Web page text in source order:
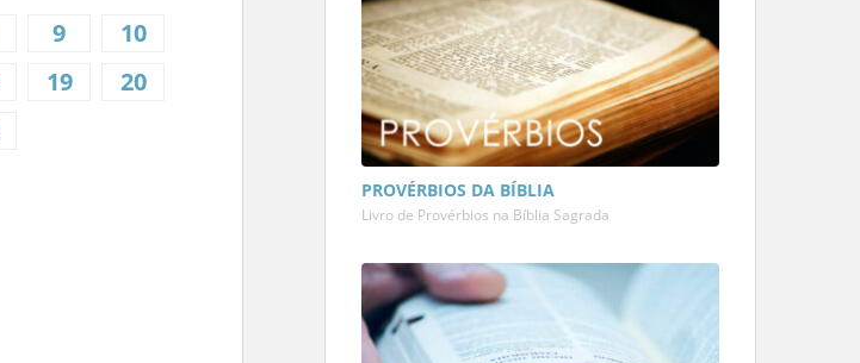
9
10
19
20
PROVÉRBIOS DA BÍBLIA
Livro de Provérbios na Bíblia Sagrada